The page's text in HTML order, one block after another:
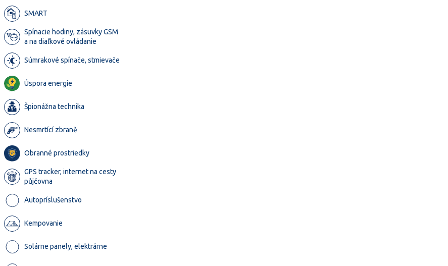
SMART
Spínacie hodiny, zásuvky GSM
a na diaľkové ovládanie
Súmrakové spínače, stmievače
Úspora energie
Špionážna technika
Nesmrtící zbraně
Obranné prostriedky
GPS tracker, internet na cesty
půjčovna
Autopríslušenstvo
Kempovanie
Solárne panely, elektrárne